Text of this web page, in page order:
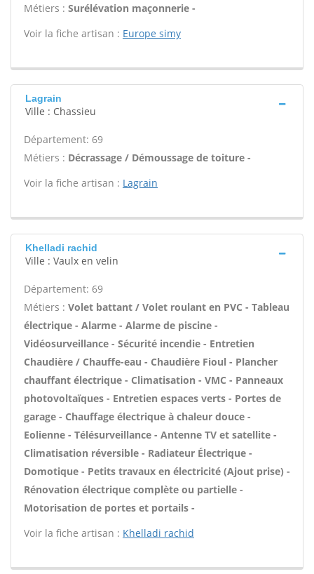
Métiers : Surélévation maçonnerie -
Voir la fiche artisan : Europe simy
Lagrain
Ville : Chassieu
Département: 69
Métiers : Décrassage / Démoussage de toiture -
Voir la fiche artisan : Lagrain
Khelladi rachid
Ville : Vaulx en velin
Département: 69
Métiers : Volet battant / Volet roulant en PVC - Tableau
électrique - Alarme - Alarme de piscine -
Vidéosurveillance - Sécurité incendie - Entretien
Chaudière / Chauffe-eau - Chaudière Fioul - Plancher
chauffant électrique - Climatisation - VMC - Panneaux
photovoltaïques - Entretien espaces verts - Portes de
garage - Chauffage électrique à chaleur douce -
Eolienne - Télésurveillance - Antenne TV et satellite -
Climatisation réversible - Radiateur Électrique -
Domotique - Petits travaux en électricité (Ajout prise) -
Rénovation électrique complète ou partielle -
Motorisation de portes et portails -
Voir la fiche artisan : Khelladi rachid